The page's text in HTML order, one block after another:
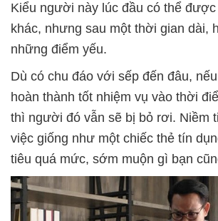
Kiểu người này lúc đầu có thể
khác, nhưng sau một thời gian dài,
những điểm yếu.
Dù có chu đáo với sếp đến đâu,
hoàn thành tốt nhiệm vụ vào thời
thì người đó vẫn sẽ bị bỏ rơi. Niềm
việc giống như một chiếc thẻ tín
tiêu quá mức, sớm muộn gì bạn